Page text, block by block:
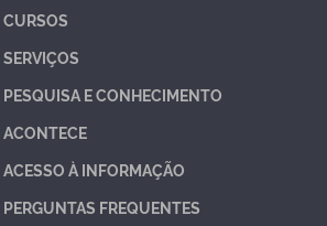
CURSOS
SERVIÇOS
PESQUISA E CONHECIMENTO
ACONTECE
ACESSO À INFORMAÇÃO
PERGUNTAS FREQUENTES